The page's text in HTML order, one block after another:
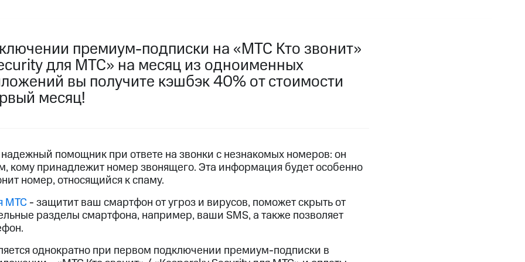
Гудок Мой МТСВсе приложения
МТС Настройки автоплатежаПополнить номер другого оператора
карту
часы и трекерыУмный домПланшетыАкции и скидкиВсе товары
доступ к геолокации
ГудокМой МТСВсе приложения Инвестиции
премиум-подписки на «МТС Кто звонит»
для МТС» на месяц из одноименных
вы получите кэшбэк 40% от стоимости
месяц!
помощник при ответе на звонки с незнакомых номеров: он
кому принадлежит номер звонящего. Эта информация будет особенно
номер, относящийся к спаму.
МТС - защитит ваш смартфон от угроз и вирусов, поможет скрыть от
разделы смартфона, например, ваши SMS, а также позволяет
однократно при первом подключении премиум-подписки в